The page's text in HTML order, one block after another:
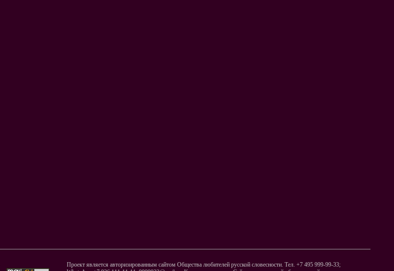
Проект является авторизированным сайтом Общества любителей русской словесности. Тел. +7 495 999-99-33;